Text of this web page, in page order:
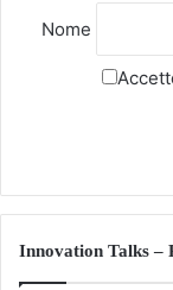
Nome
Innovation Talks –